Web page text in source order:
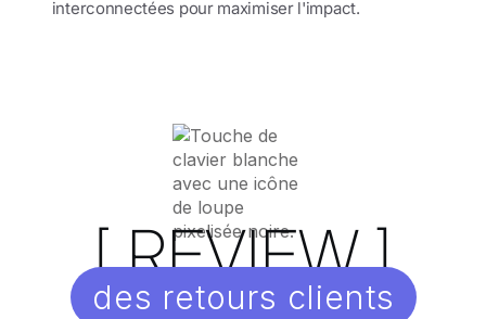
interconnectées pour maximiser l'impact.
[ REVIEW ]
des retours clients